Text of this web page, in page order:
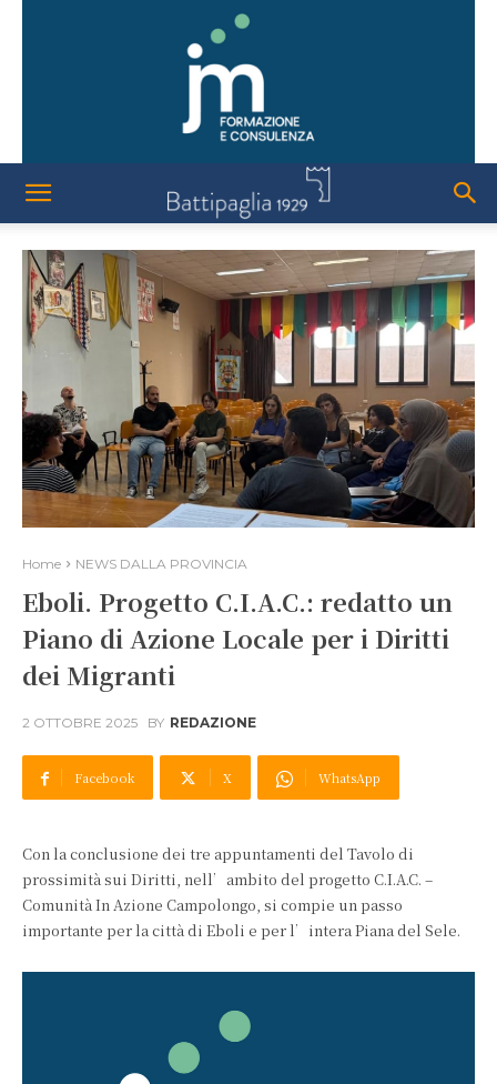
Home NEWS DALLA PROVINCIA
Eboli. Progetto C.I.A.C.: redatto un
Piano di Azione Locale per i Diritti
dei Migranti
2 OTTOBRE 2025 BY REDAZIONE
Facebook X WhatsApp
Con la conclusione dei tre appuntamenti del Tavolo di
prossimità sui Diritti, nell’ambito del progetto C.I.A.C. –
Comunità In Azione Campolongo, si compie un passo
importante per la città di Eboli e per l’intera Piana del Sele.